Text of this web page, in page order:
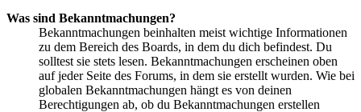
Was sind Bekanntmachungen?
Bekanntmachungen beinhalten meist wichtige Informationen
zu dem Bereich des Boards, in dem du dich befindest. Du
solltest sie stets lesen. Bekanntmachungen erscheinen oben
auf jeder Seite des Forums, in dem sie erstellt wurden. Wie bei
globalen Bekanntmachungen hängt es von deinen
Berechtigungen ab, ob du Bekanntmachungen erstellen